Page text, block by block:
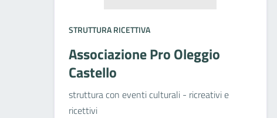
STRUTTURA RICETTIVA
Associazione Pro Oleggio
Castello
struttura con eventi culturali - ricreativi e
ricettivi